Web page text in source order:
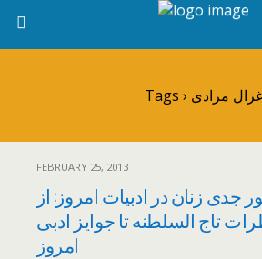
Tags › غزال مرادی
FEBRUARY 25, 2013
جدی زنان در ادبيات امروز: از
تاج السلطنه تا جوايز ادبی
امروز